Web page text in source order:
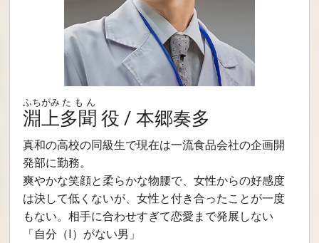
淵上
ふちがみ
多聞
たもん
役 / 本郷奏多
真和の高校の同級生で現在は一流食品会社の企画開
発部に勤務。
爽やかな笑顔と柔らかな物腰で、女性からの好感度
は決して低くないが、女性と付き合ったことが一度
もない。相手に合わせすぎて恋愛まで発展しない
「自分（I）がない男」